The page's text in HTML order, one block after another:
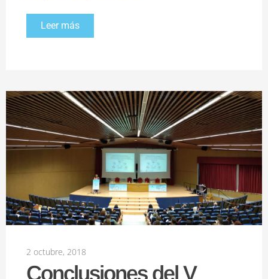
Leer más
2 octubre, 2018
Conclusiones del V